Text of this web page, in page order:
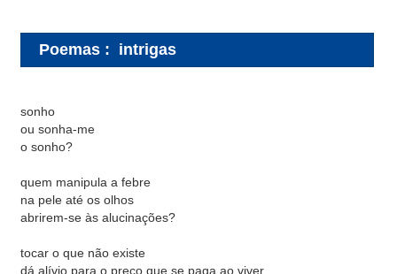
Poemas : intrigas
sonho
ou sonha-me
o sonho?
quem manipula a febre
na pele até os olhos
abrirem-se às alucinações?
tocar o que não existe
dá alívio para o preço que se paga ao viver